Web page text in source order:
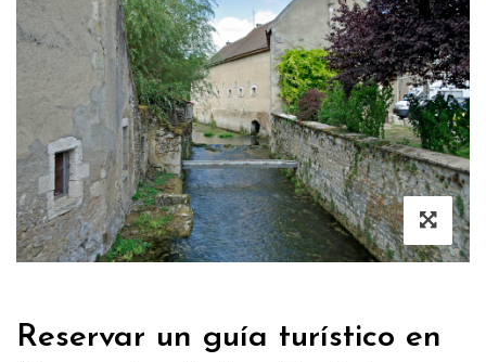
Reservar un guía turístico en